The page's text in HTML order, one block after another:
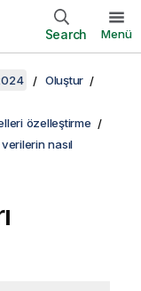
Search Menü
Oluştur
özelleştirme
nasıl